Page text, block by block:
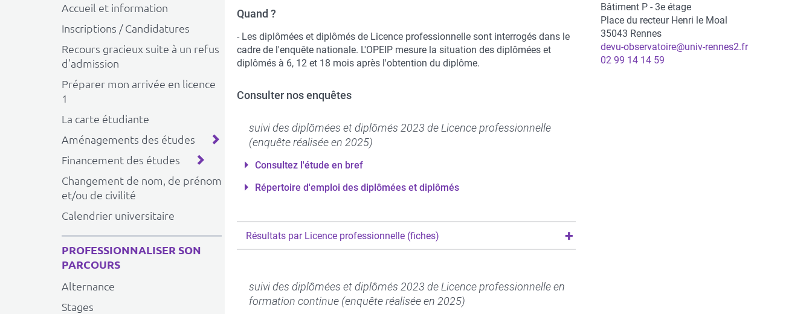
Accueil et information
Inscriptions / Candidatures
Recours gracieux suite à un refus
d'admission
Préparer mon arrivée en licence
1
La carte étudiante
Aménagements des études
Financement des études
Changement de nom, de prénom
et/ou de civilité
Calendrier universitaire
PROFESSIONNALISER SON
PARCOURS
Alternance
Stages
Quand ?
- Les diplômées et diplômés de Licence professionnelle sont interrogés dans le
cadre de l'enquête nationale. L'OPEIP mesure la situation des diplômées et
diplômés à 6, 12 et 18 mois après l'obtention du diplôme.
Consulter nos enquêtes
suivi des diplômées et diplômés 2023 de Licence professionnelle
(enquête réalisée en 2025)
Consultez l'étude en bref
Répertoire d'emploi des diplômées et diplômés
Résultats par Licence professionnelle (fiches)
suivi des diplômées et diplômés 2023 de Licence professionnelle en
formation continue (enquête réalisée en 2025)
Adresse
Bâtiment P - 3e étage
Place du recteur Henri le Moal
35043 Rennes
devu-observatoire@univ-rennes2.fr
Téléphone
02 99 14 14 59